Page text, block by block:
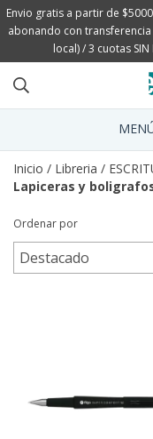
Envio gratis a partir de
abonando con
local) / 3 cuotas
Inicio / Libreria /
Lapiceras y
Ordenar por